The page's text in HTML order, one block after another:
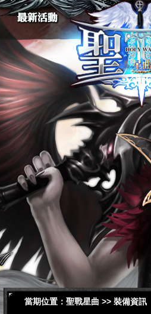
當期位置： 聖戰星曲 >> 裝備資訊